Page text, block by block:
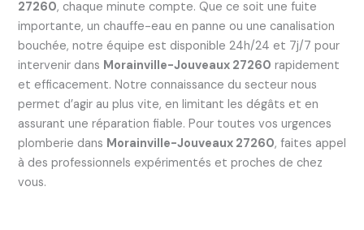
27260, chaque minute compte. Que ce soit une fuite
importante, un chauffe-eau en panne ou une canalisation
bouchée, notre équipe est disponible 24h/24 et 7j/7 pour
intervenir dans Morainville-Jouveaux 27260 rapidement
et efficacement. Notre connaissance du secteur nous
permet d’agir au plus vite, en limitant les dégâts et en
assurant une réparation fiable. Pour toutes vos urgences
plomberie dans Morainville-Jouveaux 27260, faites appel
à des professionnels expérimentés et proches de chez
vous.